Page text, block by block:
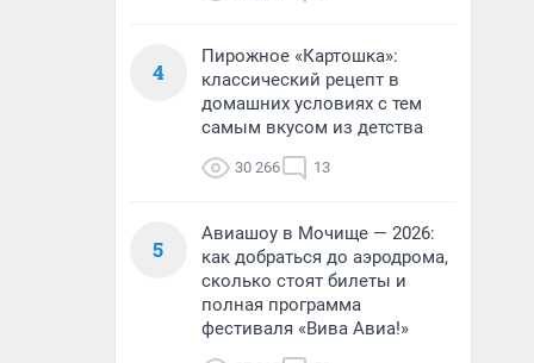
4
Пирожное «Картошка»:
классический рецепт в
домашних условиях с тем
самым вкусом из детства
30 266 13
5
Авиашоу в Мочище — 2026:
как добраться до аэродрома,
сколько стоят билеты и
полная программа
фестиваля «Вива Авиа!»